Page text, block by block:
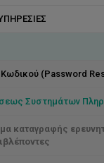
(Microsoft
Πρόσβαση (VPN)
(Password
Συστημάτων
καταγραφής